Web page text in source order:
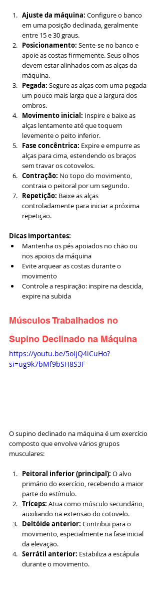
Ajuste da máquina: Configure o banco
em uma posição declinada, geralmente
entre 15 e 30 graus.
Posicionamento: Sente-se no banco e
apoie as costas firmemente. Seus olhos
devem estar alinhados com as alças da
máquina.
Pegada: Segure as alças com uma pegada
um pouco mais larga que a largura dos
ombros.
Movimento inicial: Inspire e baixe as
alças lentamente até que toquem
levemente o peito inferior.
Fase concêntrica: Expire e empurre as
alças para cima, estendendo os braços
sem travar os cotovelos.
Contração: No topo do movimento,
contraia o peitoral por um segundo.
Repetição: Baixe as alças
controladamente para iniciar a próxima
repetição.
Dicas importantes:
Mantenha os pés apoiados no chão ou
nos apoios da máquina
Evite arquear as costas durante o
movimento
Controle a respiração: inspire na descida,
expire na subida
Músculos Trabalhados no
Supino Declinado na Máquina
https://youtu.be/5oIjQ4iCuHo?
si=ug9k7bMf9bSH8S3F
O supino declinado na máquina é um exercício
composto que envolve vários grupos
musculares:
Peitoral inferior (principal): O alvo
primário do exercício, recebendo a maior
parte do estímulo.
Tríceps: Atua como músculo secundário,
auxiliando na extensão do cotovelo.
Deltóide anterior: Contribui para o
movimento, especialmente na fase inicial
da elevação.
Serrátil anterior: Estabiliza a escápula
durante o movimento.